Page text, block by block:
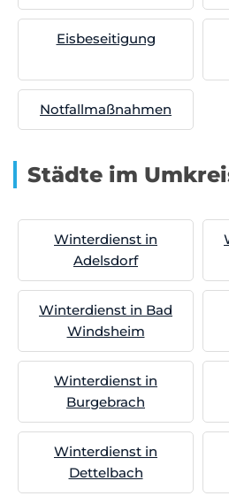
Eisbeseitigung
Notfallmaßnahmen
Städte im
Winterdienst in
Adelsdorf
Winterdienst in Bad
Windsheim
Winterdienst in
Burgebrach
Winterdienst in
Dettelbach